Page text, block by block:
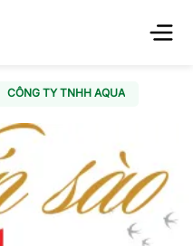
CÔNG TY TNHH AQUA